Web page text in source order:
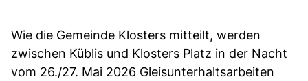
Wie die Gemeinde Klosters mitteilt, werden
zwischen Küblis und Klosters Platz in der Nacht
vom 26./27. Mai 2026 Gleisunterhaltsarbeiten